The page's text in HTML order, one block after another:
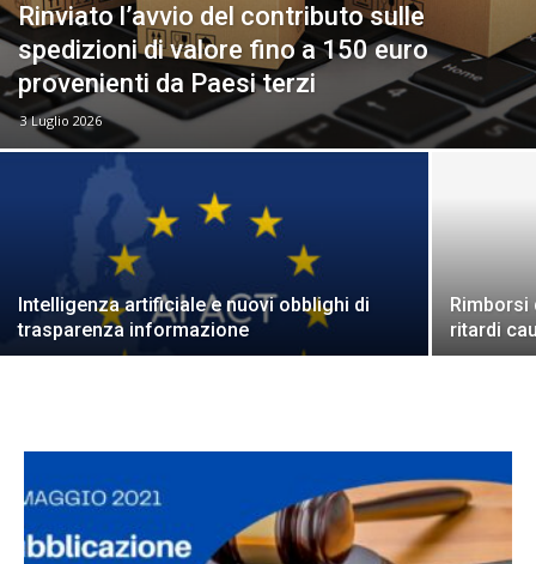
Rinviato l’avvio del contributo sulle
spedizioni di valore fino a 150 euro
provenienti da Paesi terzi
3 Luglio 2026
Intelligenza artificiale e nuovi obblighi di
trasparenza informazione
ritardi